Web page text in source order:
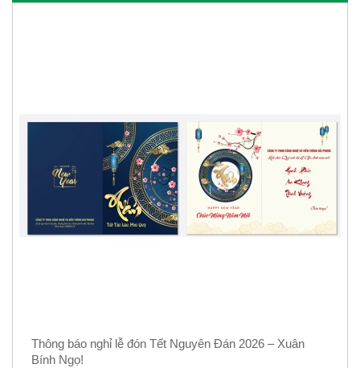
Thông báo nghỉ lễ đón Tết Nguyên Đán 2026 – Xuân
Bính Ngọ!